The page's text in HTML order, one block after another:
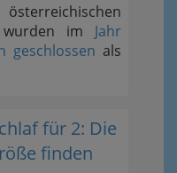
wurden im Jahr
geschlossen als
für 2: Die
finden